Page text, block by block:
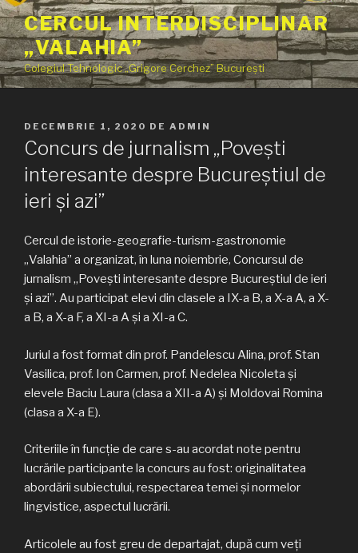
Sari
la
conținut
CERCUL INTERDISCIPLINAR
„VALAHIA”
Colegiul Tehnologic „Grigore Cerchez” București
PUBLICAT
PE
DECEMBRIE 1, 2020 DE ADMIN
Concurs de jurnalism „Povești
interesante despre Bucureștiul de
ieri și azi”
Cercul de istorie-geografie-turism-gastronomie
„Valahia” a organizat, în luna noiembrie, Concursul de
jurnalism „Povești interesante despre Bucureștiul de ieri
și azi”. Au participat elevi din clasele a IX-a B, a X-a A, a X-
a B, a X-a F, a XI-a A și a XI-a C.
Juriul a fost format din prof. Pandelescu Alina, prof. Stan
Vasilica, prof. Ion Carmen, prof. Nedelea Nicoleta și
elevele Baciu Laura (clasa a XII-a A) și Moldovai Romina
(clasa a X-a E).
Criteriile în funcţie de care s-au acordat note pentru
lucrările participante la concurs au fost: originalitatea
abordării subiectului, respectarea temei şi normelor
lingvistice, aspectul lucrării.
Articolele au fost greu de departajat, după cum veți